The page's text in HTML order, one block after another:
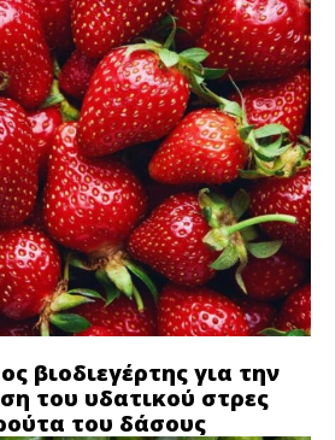
βιοδιεγέρτης για την
του υδατικού στρες
του δάσους